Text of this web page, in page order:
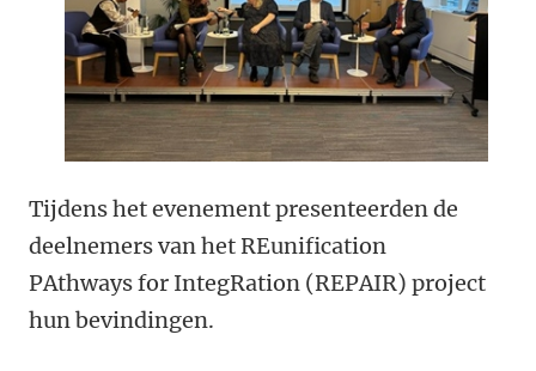
Tijdens het evenement presenteerden de
deelnemers van het REunification
PAthways for IntegRation (REPAIR) project
hun bevindingen.